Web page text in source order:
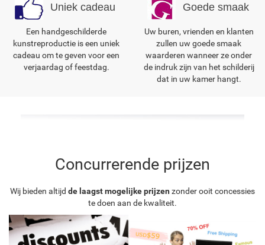
Uniek cadeau
Een handgeschilderde
kunstreproductie is een uniek
cadeau om te geven voor een
verjaardag of feestdag.
Goede smaak
Uw buren, vrienden en klanten
zullen uw goede smaak
waarderen wanneer ze onder
de indruk zijn van het schilderij
dat in uw kamer hangt.
Concurrerende prijzen
Wij bieden altijd de laagst mogelijke prijzen zonder ooit concessies
te doen aan de kwaliteit.